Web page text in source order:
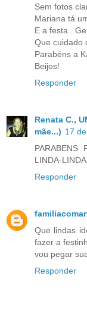
Sem fotos
Mariana tá
E a
Que cuidado
Parabéns a
Beijos!
Responder
Renata C.,
mãe...) 17
PARABENS
LINDA-
Responder
Que lindas
fazer a
vou pegar
Responder